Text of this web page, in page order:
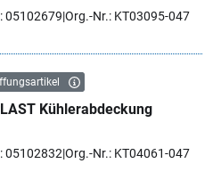
05102679 Org.-Nr.: KT03095-047
Kühlerabdeckung
05102832 Org.-Nr.: KT04061-047